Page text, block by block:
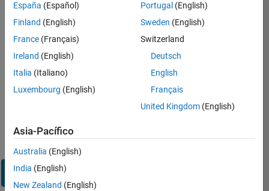
Dirección de correo electrónico
su
contraseña?
Iniciar
España (Español)
Finland (English)
France (Français)
Ireland (English)
Italia (Italiano)
Luxembourg (English)
Portugal (English)
Sweden (English)
Switzerland
Deutsch
English
Français
United Kingdom(English)
Asia-Pacífico
Australia (English)
India (English)
New Zealand (English)